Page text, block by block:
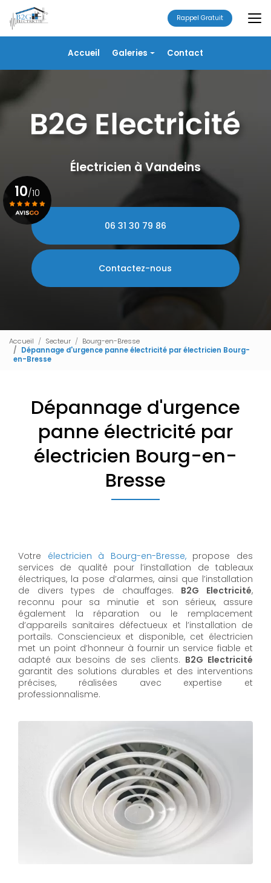
au
contenu
principal
Accueil Galeries
Chauffage/VMC
Portails
Contact
Rappel Gratuit
Électricien à Vandeins
06 31 30 79 86
Contactez-nous
10/10
Voir le certificat
Accueil Secteur
Bourg-en-Bresse
Dépannage d'urgence panne électricité par électricien Bourg-
en-Bresse
Dépannage d'urgence
panne électricité par
électricien Bourg-en-
Bresse
Votre électricien à Bourg-en-Bresse,propose des
services de qualité pour l’installation de tableaux
électriques, la pose d’alarmes, ainsi que l’installation
de divers types de chauffages. B2G Electricité,
reconnu pour sa minutie et son sérieux, assure
également la réparation ou le remplacement
d’appareils sanitaires défectueux et l’installation de
portails. Consciencieux et disponible, cet électricien
met un point d’honneur à fournir un service fiable et
adapté aux besoins de ses clients. B2G Electricité
garantit des solutions durables et des interventions
précises, réalisées avec expertise et
professionnalisme.